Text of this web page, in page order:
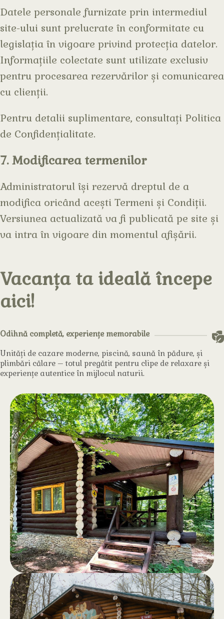
Datele personale furnizate prin intermediul
site-ului sunt prelucrate în conformitate cu
legislația în vigoare privind protecția datelor.
Informațiile colectate sunt utilizate exclusiv
pentru procesarea rezervărilor și comunicarea
cu clienții.
Pentru detalii suplimentare, consultați Politica
de Confidențialitate.
7. Modificarea termenilor
Administratorul își rezervă dreptul de a
modifica oricând acești Termeni și Condiții.
Versiunea actualizată va fi publicată pe site și
va intra în vigoare din momentul afișării.
Vacanța ta ideală începe
aici!
Odihnă completă, experiențe memorabile
Unități de cazare moderne, piscină, saună în pădure, și
plimbări călare – totul pregătit pentru clipe de relaxare și
experiențe autentice în mijlocul naturii.
Căsuțe .